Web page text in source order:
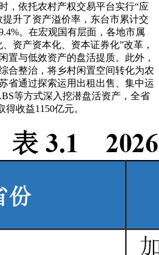
，依托农村产权交易平台实行“应
升了资产溢价率，东台市累计交
。在宏观国有层面，各地市属
资产资本化、资本证券化”改革，
置与低效资产的盘活提质。此外，
合整治，将乡村闲置空间转化为农
省通过探索运用出租出售、集中运
等方式深入挖潜盘活资产，全省
收益1150亿元。